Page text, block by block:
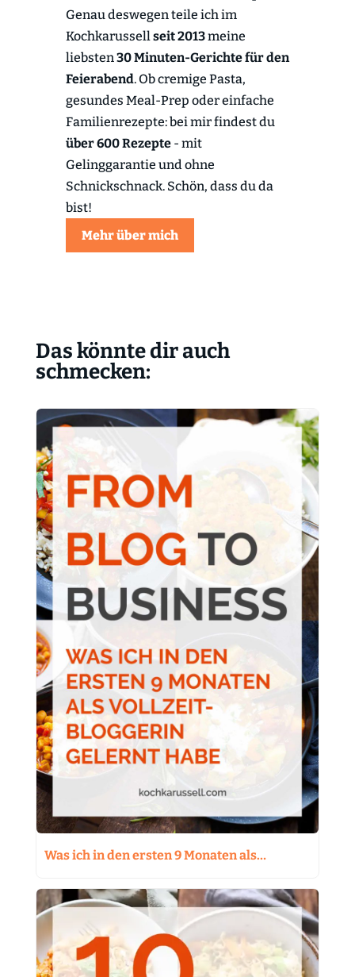
Genau deswegen teile ich im
Kochkarussell seit 2013meine
liebsten 30 Minuten-Gerichte für den
Feierabend. Ob cremige Pasta,
gesundes Meal-Prep oder einfache
Familienrezepte: bei mir findest du
über 600 Rezepte- mit
Gelinggarantie und ohne
Schnickschnack. Schön, dass du da
bist!
Mehr über mich
Das könnte dir auch
schmecken:
Was ich in den ersten 9 Monaten als…